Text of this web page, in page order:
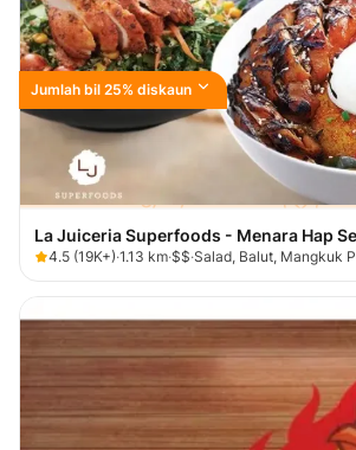
La Juiceria Superfoods - Menara Hap
4.5 (19K+)·1.13 km·$$·Salad, Balut, Mangkuk
Jumlah bil 25% diskaun